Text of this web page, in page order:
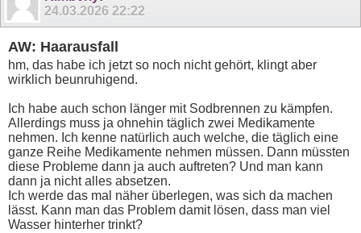
24.03.2026 22:22
AW: Haarausfall
hm, das habe ich jetzt so noch nicht gehört, klingt aber
wirklich beunruhigend.
Ich habe auch schon länger mit Sodbrennen zu kämpfen.
Allerdings muss ja ohnehin täglich zwei Medikamente
nehmen. Ich kenne natürlich auch welche, die täglich eine
ganze Reihe Medikamente nehmen müssen. Dann müssten
diese Probleme dann ja auch auftreten? Und man kann
dann ja nicht alles absetzen.
Ich werde das mal näher überlegen, was sich da machen
lässt. Kann man das Problem damit lösen, dass man viel
Wasser hinterher trinkt?